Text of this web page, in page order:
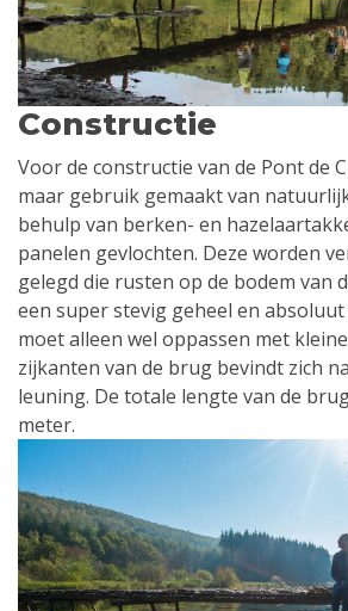
Constructie
Voor de constructie van de Pont de
maar gebruik gemaakt van
behulp van berken- en
panelen gevlochten. Deze worden
gelegd die rusten op de bodem van
een super stevig geheel en absoluut
moet alleen wel oppassen met
zijkanten van de brug bevindt zich
leuning. De totale lengte van de
meter.